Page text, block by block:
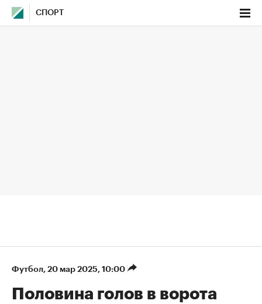
СПОРТ
Футбол⁠, 20 мар 2025, 10:00
Половина голов в ворота